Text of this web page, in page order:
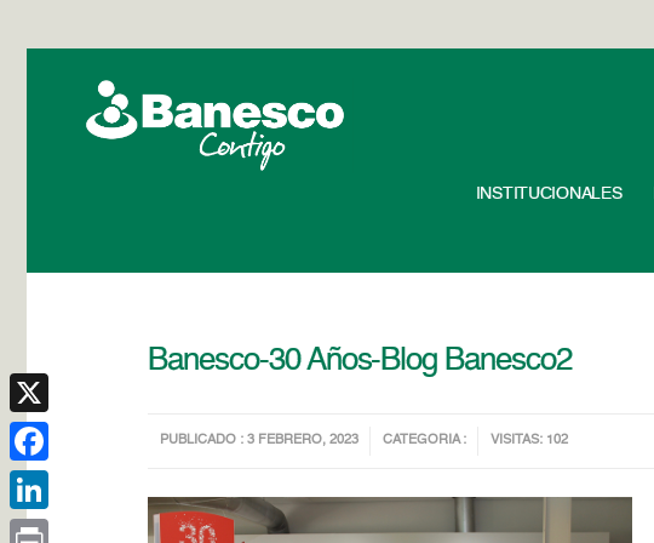
INSTITUCIONALES
Banesco-30 Años-Blog Banesco2
PUBLICADO : 3 FEBRERO, 2023 CATEGORIA : VISITAS: 102
X
Facebook
LinkedIn